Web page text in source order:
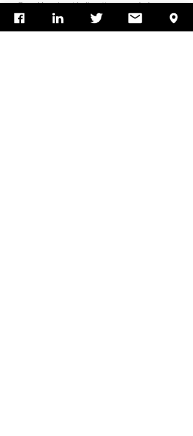
> Page blanche et indigestion assurée !
> Voyons un peu ce qu'il peut rester
> comme stigmates :